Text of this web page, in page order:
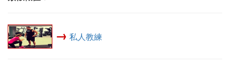
→ 私人教練